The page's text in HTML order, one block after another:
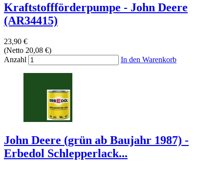
Kraftstoffförderpumpe - John Deere
(AR34415)
23,90 €
(Netto 20,08 €)
Anzahl
In den Warenkorb
John Deere (grün ab Baujahr 1987) -
Erbedol Schlepperlack...